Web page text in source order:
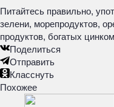
Питайтесь правильно,
зелени, морепродуктов,
продуктов, богатых
Поделиться
Отправить
Класснуть
Похожее